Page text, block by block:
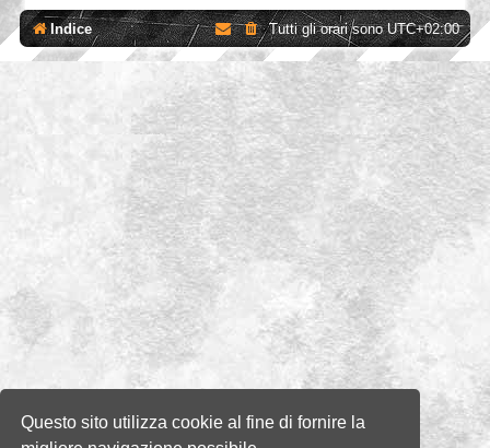
Questo sito utilizza cookie al fine di fornire la
Indice Tutti gli orari sonoUTC+02:00